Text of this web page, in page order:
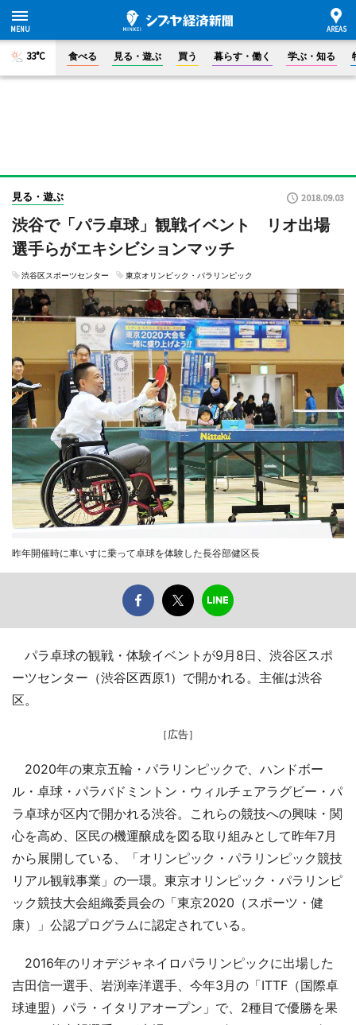
33°C 食べる 見る・遊ぶ 買う 暮らす・働く 学ぶ・知る
見る・遊ぶ 2018.09.03
渋谷で「パラ卓球」観戦イベント リオ出場
選手らがエキシビションマッチ
渋谷区スポーツセンター 東京オリンピック・パラリンピック
昨年開催時に車いすに乗って卓球を体験した長谷部健区長
パラ卓球の観戦・体験イベントが9月8日、渋谷区スポ
ーツセンター（渋谷区西原1）で開かれる。主催は渋谷
区。
［広告］
2020年の東京五輪・パラリンピックで、ハンドボー
ル・卓球・パラバドミントン・ウィルチェアラグビー・パ
ラ卓球が区内で開かれる渋谷。これらの競技への興味・関
心を高め、区民の機運醸成を図る取り組みとして昨年7月
から展開している、「オリンピック・パラリンピック競技
リアル観戦事業」の一環。東京オリンピック・パラリンピ
ック競技大会組織委員会の「東京2020（スポーツ・健
康）」公認プログラムに認定されている。
2016年のリオデジャネイロパラリンピックに出場した
吉田信一選手、岩渕幸洋選手、今年3月の「ITTF（国際卓
球連盟）パラ・イタリアオープン」で、2種目で優勝を果